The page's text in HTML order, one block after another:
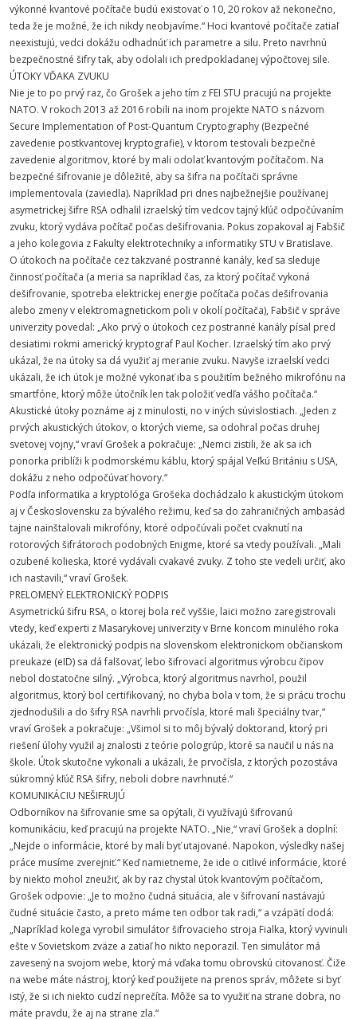
výkonné kvantové počítače budú existovať o 10, 20 rokov až nekonečno,
teda že je možné, že ich nikdy neobjavíme.“ Hoci kvantové počítače zatiaľ
neexistujú, vedci dokážu odhadnúť ich parametre a silu. Preto navrhnú
bezpečnostné šifry tak, aby odolali ich predpokladanej výpočtovej sile.
ÚTOKY VĎAKA ZVUKU
Nie je to po prvý raz, čo Grošek a jeho tím z FEI STU pracujú na projekte
NATO. V rokoch 2013 až 2016 robili na inom projekte NATO s názvom
Secure Implementation of Post-Quantum Cryptography (Bezpečné
zavedenie postkvantovej kryptografie), v ktorom testovali bezpečné
zavedenie algoritmov, ktoré by mali odolať kvantovým počítačom. Na
bezpečné šifrovanie je dôležité, aby sa šifra na počítači správne
implementovala (zaviedla). Napríklad pri dnes najbežnejšie používanej
asymetrickej šifre RSA odhalil izraelský tím vedcov tajný kľúč odpočúvaním
zvuku, ktorý vydáva počítač počas dešifrovania. Pokus zopakoval aj Fabšič
a jeho kolegovia z Fakulty elektrotechniky a informatiky STU v Bratislave.
O útokoch na počítače cez takzvané postranné kanály, keď sa sleduje
činnosť počítača (a meria sa napríklad čas, za ktorý počítač vykoná
dešifrovanie, spotreba elektrickej energie počítača počas dešifrovania
alebo zmeny v elektromagnetickom poli v okolí počítača), Fabšič v správe
univerzity povedal: „Ako prvý o útokoch cez postranné kanály písal pred
desiatimi rokmi americký kryptograf Paul Kocher. Izraelský tím ako prvý
ukázal, že na útoky sa dá využiť aj meranie zvuku. Navyše izraelskí vedci
ukázali, že ich útok je možné vykonať iba s použitím bežného mikrofónu na
smartfóne, ktorý môže útočník len tak položiť vedľa vášho počítača.“
Akustické útoky poznáme aj z minulosti, no v iných súvislostiach. „Jeden z
prvých akustických útokov, o ktorých vieme, sa odohral počas druhej
svetovej vojny,“ vraví Grošek a pokračuje: „Nemci zistili, že ak sa ich
ponorka priblíži k podmorskému káblu, ktorý spájal Veľkú Britániu s USA,
dokážu z neho odpočúvať hovory.“
Podľa informatika a kryptológa Grošeka dochádzalo k akustickým útokom
aj v Československu za bývalého režimu, keď sa do zahraničných ambasád
tajne nainštalovali mikrofóny, ktoré odpočúvali počet cvaknutí na
rotorových šifrátoroch podobných Enigme, ktoré sa vtedy používali. „Mali
ozubené kolieska, ktoré vydávali cvakavé zvuky. Z toho ste vedeli určiť, ako
ich nastavili,“ vraví Grošek.
PRELOMENÝ ELEKTRONICKÝ PODPIS
Asymetrickú šifru RSA, o ktorej bola reč vyššie, laici možno zaregistrovali
vtedy, keď experti z Masarykovej univerzity v Brne koncom minulého roka
ukázali, že elektronický podpis na slovenskom elektronickom občianskom
preukaze (eID) sa dá falšovať, lebo šifrovací algoritmus výrobcu čipov
nebol dostatočne silný. „Výrobca, ktorý algoritmus navrhol, použil
algoritmus, ktorý bol certifikovaný, no chyba bola v tom, že si prácu trochu
zjednodušili a do šifry RSA navrhli prvočísla, ktoré mali špeciálny tvar,“
vraví Grošek a pokračuje: „Všimol si to môj bývalý doktorand, ktorý pri
riešení úlohy využil aj znalosti z teórie pologrúp, ktoré sa naučil u nás na
škole. Útok skutočne vykonali a ukázali, že prvočísla, z ktorých pozostáva
súkromný kľúč RSA šifry, neboli dobre navrhnuté.“
KOMUNIKÁCIU NEŠIFRUJÚ
Odborníkov na šifrovanie sme sa opýtali, či využívajú šifrovanú
komunikáciu, keď pracujú na projekte NATO. „Nie,“ vraví Grošek a doplní:
„Nejde o informácie, ktoré by mali byť utajované. Napokon, výsledky našej
práce musíme zverejniť.“ Keď namietneme, že ide o citlivé informácie, ktoré
by niekto mohol zneužiť, ak by raz chystal útok kvantovým počítačom,
Grošek odpovie: „Je to možno čudná situácia, ale v šifrovaní nastávajú
čudné situácie často, a preto máme ten odbor tak radi,“ a vzápätí dodá:
„Napríklad kolega vyrobil simulátor šifrovacieho stroja Fialka, ktorý vyvinuli
ešte v Sovietskom zväze a zatiaľ ho nikto neporazil. Ten simulátor má
zavesený na svojom webe, ktorý má vďaka tomu obrovskú citovanosť. Čiže
na webe máte nástroj, ktorý keď použijete na prenos správ, môžete si byť
istý, že si ich niekto cudzí neprečíta. Môže sa to využiť na strane dobra, no
máte pravdu, že aj na strane zla.“